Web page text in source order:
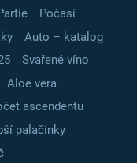
Počasí
Auto – katalog
Svařené víno
Aloe vera
ascendentu
palačinky